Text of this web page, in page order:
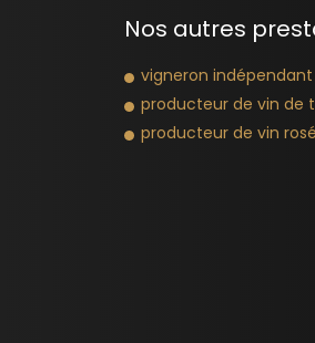
Nos autres
vigneron indépendant
producteur de vin de
producteur de vin